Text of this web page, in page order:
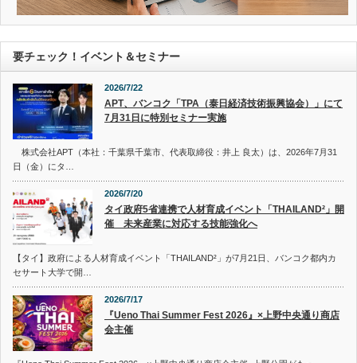
要チェック！イベント＆セミナー
2026/7/22
APT、バンコク「TPA（泰日経済技術振興協会）」にて
7月31日に特別セミナー実施
株式会社APT（本社：千葉県千葉市、代表取締役：井上 良太）は、2026年7月31
日（金）にタ…
2026/7/20
タイ政府5省連携で人材育成イベント「THAILAND²」開
催 未来産業に対応する技能強化へ
【タイ】政府による人材育成イベント「THAILAND²」が7月21日、バンコク都内カ
セサート大学で開…
2026/7/17
『Ueno Thai Summer Fest 2026』×上野中央通り商店
会主催